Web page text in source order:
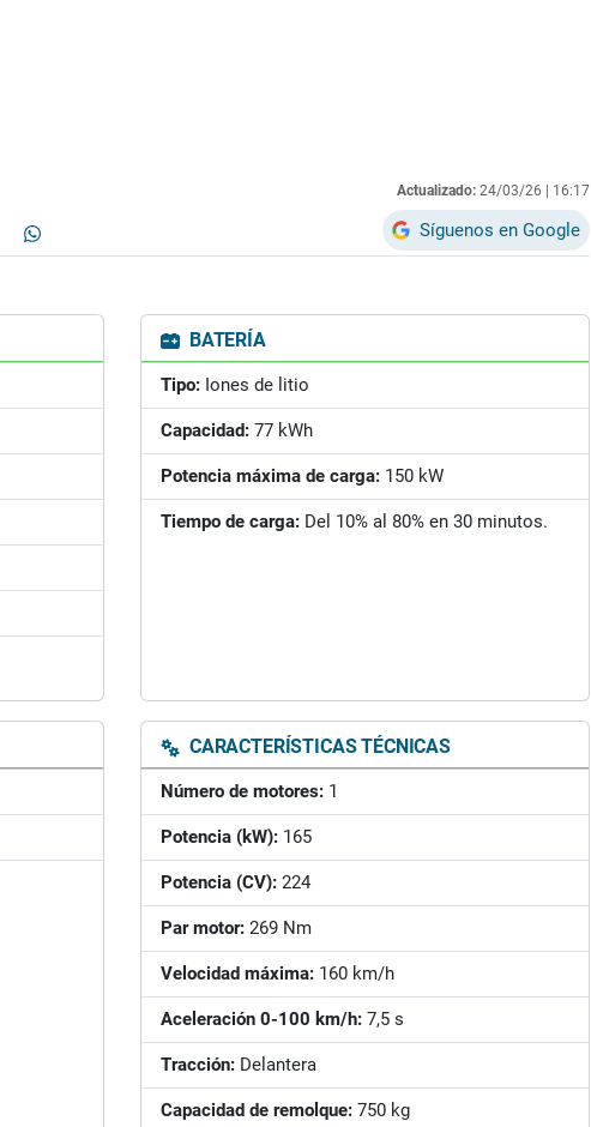
Actualizado: 24/03/26 | 16:17
Síguenos en Google
BATERÍA
Tipo: Iones de litio
Capacidad: 77 kWh
Potencia máxima de carga: 150 kW
Tiempo de carga: Del 10% al 80% en 30 minutos.
CARACTERÍSTICAS TÉCNICAS
Número de motores: 1
Potencia (kW): 165
Potencia (CV): 224
Par motor: 269 Nm
Velocidad máxima: 160 km/h
Aceleración 0-100 km/h: 7,5 s
Tracción: Delantera
Capacidad de remolque: 750 kg